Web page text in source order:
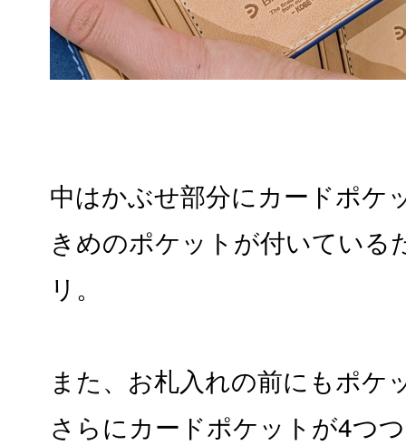
中はかぶせ部分にカードポケ
きめのポケットが付いている
リ。
また、お札入れの前にもポケ
さらにカードポケットが4つ